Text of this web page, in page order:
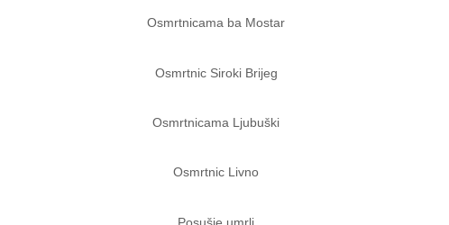
Osmrtnicama ba Mostar
Osmrtnic Siroki Brijeg
Osmrtnicama Ljubuški
Osmrtnic Livno
Posušje umrli